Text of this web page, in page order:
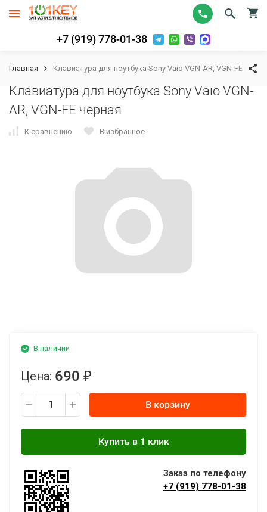
+7 (919) 778-01-38
Главная Клавиатура для ноутбука Sony Vaio VGN-AR, VGN-FE
Клавиатура для ноутбука Sony Vaio VGN-
AR, VGN-FE черная
К сравнению В избранное
В наличии
Цена: 690 ₽
В корзину
Заказ по телефону
+7 (919) 778-01-38